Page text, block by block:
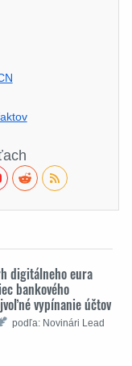
digitálneho eura
bankového
vypínanie účtov
podľa: Novinári Lead